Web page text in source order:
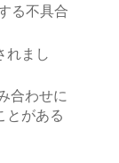
る不具合
れまし
合わせに
とがある